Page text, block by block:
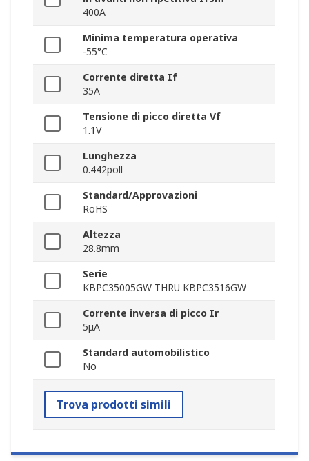
400A
Minima temperatura operativa
-55°C
Corrente diretta If
35A
Tensione di picco diretta Vf
1.1V
Lunghezza
0.442poll
Standard/Approvazioni
RoHS
Altezza
28.8mm
Serie
KBPC35005GW THRU KBPC3516GW
Corrente inversa di picco Ir
5μA
Standard automobilistico
No
Trova prodotti simili